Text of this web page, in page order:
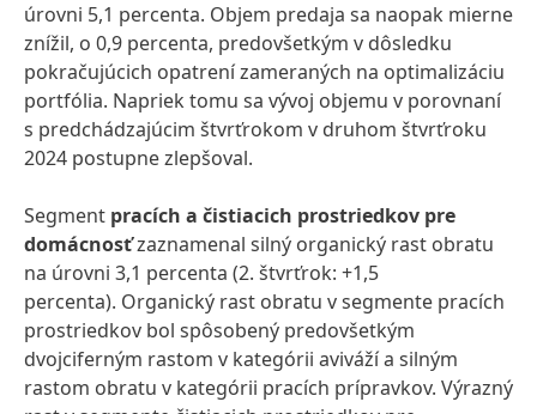
úrovni 5,1 percenta. Objem predaja sa naopak mierne
znížil, o 0,9 percenta, predovšetkým v dôsledku
pokračujúcich opatrení zameraných na optimalizáciu
portfólia. Napriek tomu sa vývoj objemu v porovnaní
s predchádzajúcim štvrťrokom v druhom štvrťroku
2024 postupne zlepšoval.
Segment pracích a čistiacich prostriedkov pre
domácnosťzaznamenal silný organický rast obratu
na úrovni 3,1 percenta (2. štvrťrok: +1,5
percenta). Organický rast obratu v segmente pracích
prostriedkov bol spôsobený predovšetkým
dvojciferným rastom v kategórii aviváží a silným
rastom obratu v kategórii pracích prípravkov. Výrazný